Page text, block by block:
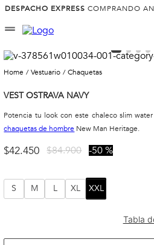
DESPACHO EXPRESS COMPRANDO
vestuario chaquetas
VEST OSTRAVA NAVY
Potencia tu look con este chaleco slim
chaquetas de hombre New Man Heritage.
$42.450 $84.900 50 %
S M L XL XXL